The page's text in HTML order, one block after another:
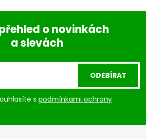
o novinkách
a slevách
s podmínkami ochrany
ODEBÍRAT